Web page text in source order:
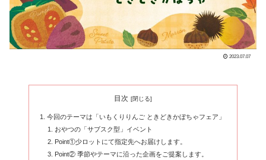
2023.07.07
目次
今回のテーマは「いもくりりんご ときどきかぼちゃフェア」
おやつの「サブスク型」イベント
Point①少ロットにて指定先へお届けします。
Point② 季節やテーマに沿った企画をご提案します。